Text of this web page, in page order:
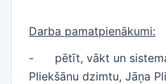
Darba pamatpienākumi:
- pētīt, vākt un
Pliekšānu dzimtu, Jāņa